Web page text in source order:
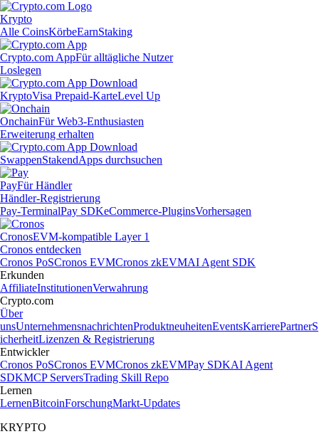
Krypto
Alle CoinsKörbeEarnStaking
Crypto.com AppFür alltägliche Nutzer
Loslegen
KryptoVisa Prepaid-KarteLevel Up
OnchainFür Web3-Enthusiasten
Erweiterung erhalten
SwappenStakendApps durchsuchen
PayFür Händler
Händler-Registrierung
Pay-TerminalPay SDKeCommerce-PluginsVorhersagen
CronosEVM-kompatible Layer 1
Cronos entdecken
Cronos PoSCronos EVMCronos zkEVMAI Agent SDK
Erkunden
AffiliateInstitutionenVerwahrung
Crypto.com
Über
unsUnternehmensnachrichtenProduktneuheitenEventsKarrierePartnerS
icherheitLizenzen & Registrierung
Entwickler
Cronos PoSCronos EVMCronos zkEVMPay SDKAI Agent
SDKMCP ServersTrading Skill Repo
Lernen
LernenBitcoinForschungMarkt-Updates
KRYPTO